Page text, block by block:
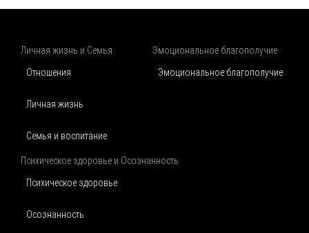
Личная жизнь и Семья
Отношения
Личная жизнь
Семья и воспитание
Эмоциональное благополучие
Эмоциональное благополучие
Психическое здоровье и Осознанность
Психическое здоровье
Осознанность